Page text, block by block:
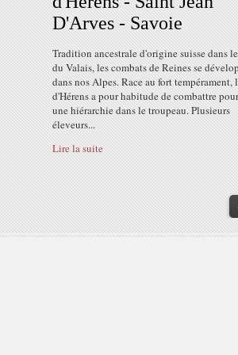
D'Arves - Savoie
Tradition ancestrale d'origine suisse dans
du Valais, les combats de Reines se
dans nos Alpes. Race au fort tempérament,
d'Hérens a pour habitude de combattre
une hiérarchie dans le troupeau. Plusieurs
éleveurs...
Lire la suite